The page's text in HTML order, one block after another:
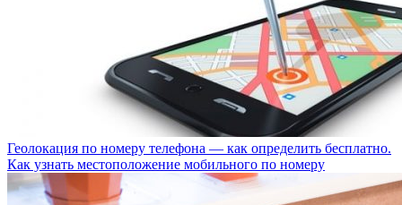
Геолокация по номеру телефона — как определить бесплатно.
Как узнать местоположение мобильного по номеру